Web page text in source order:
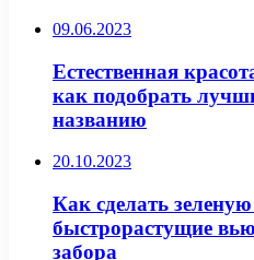
09.06.2023
Естественная
как подобрать
названию
20.10.2023
Как сделать
быстрорастущие
забора